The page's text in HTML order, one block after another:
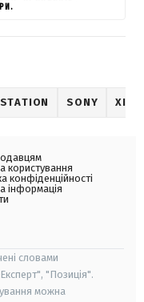
SONY
користування
конфіденційності
інформація
словами
"Позиція".
можна